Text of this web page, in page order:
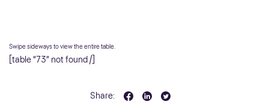
[table “73” not found /]
Share: